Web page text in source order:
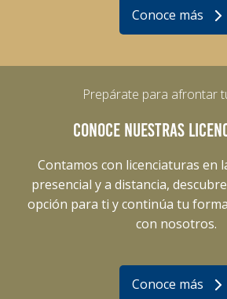
Conoce más
Prepárate para afrontar
CONOCE NUESTRAS
Contamos con licenciaturas en
presencial y a distancia,
opción para ti y continúa tu
con nosotros.
Conoce más